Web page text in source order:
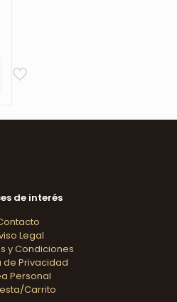
de interés
Legal
y Condiciones
de Privacidad
Personal
Carrito